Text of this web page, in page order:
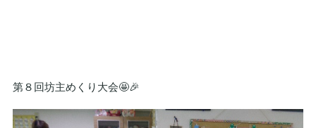
第８回坊主めくり大会🤩🎉